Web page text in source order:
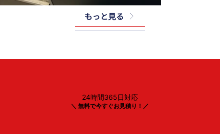
Panasonic製
もっと見る
＼ 無料で今すぐお見積り！／
24時間365日対応